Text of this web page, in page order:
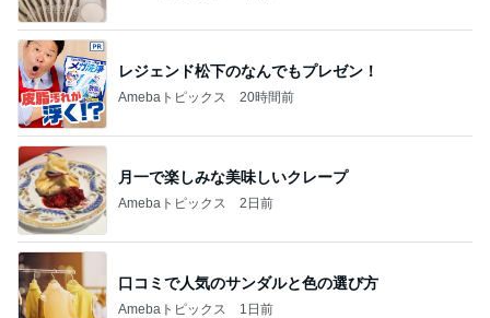
レジェンド松下のなんでもプレゼン！
Amebaトピックス 20時間前
月一で楽しみな美味しいクレープ
Amebaトピックス 2日前
口コミで人気のサンダルと色の選び方
Amebaトピックス 1日前